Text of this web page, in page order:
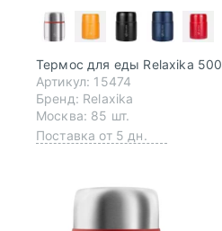
Термос для еды Relaxika 500
Артикул: 15474
Бренд: Relaxika
Москва: 85 шт.
Поставка от 5 дн.